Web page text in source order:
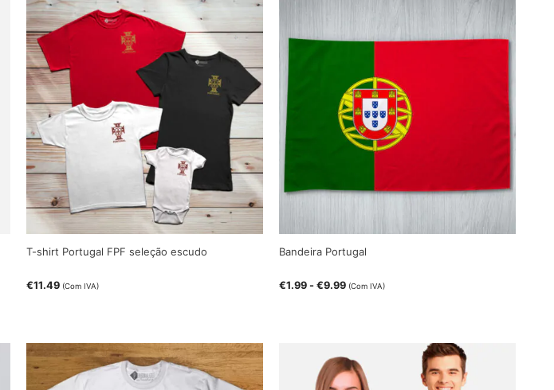
T-shirt Portugal FPF seleção escudo
€11.49 (Com IVA)
Bandeira Portugal
€1.99- €9.99 (Com IVA)